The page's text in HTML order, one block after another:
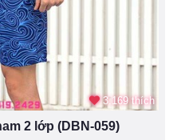
3.169 thích
2 lớp (DBN-059)